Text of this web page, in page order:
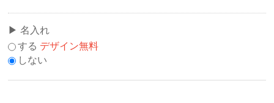
名入れ
する デザイン無料
しない